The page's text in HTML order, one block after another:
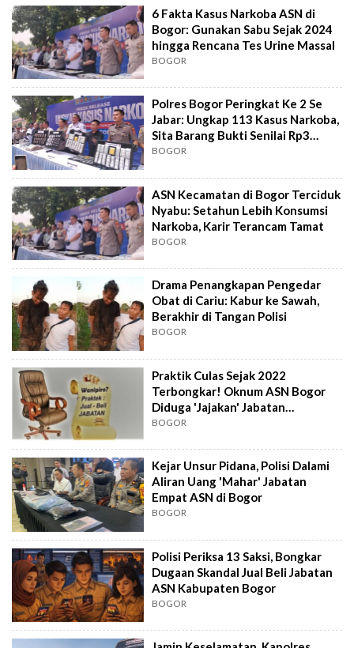
6 Fakta Kasus Narkoba ASN di
Bogor: Gunakan Sabu Sejak 2024
hingga Rencana Tes Urine Massal
BOGOR
Polres Bogor Peringkat Ke 2 Se
Jabar: Ungkap 113 Kasus Narkoba,
Sita Barang Bukti Senilai Rp3
Miliar
BOGOR
ASN Kecamatan di Bogor Terciduk
Nyabu: Setahun Lebih Konsumsi
Narkoba, Karir Terancam Tamat
BOGOR
Drama Penangkapan Pengedar
Obat di Cariu: Kabur ke Sawah,
Berakhir di Tangan Polisi
BOGOR
Praktik Culas Sejak 2022
Terbongkar! Oknum ASN Bogor
Diduga 'Jajakan' Jabatan
Struktural
BOGOR
Kejar Unsur Pidana, Polisi Dalami
Aliran Uang 'Mahar' Jabatan
Empat ASN di Bogor
BOGOR
Polisi Periksa 13 Saksi, Bongkar
Dugaan Skandal Jual Beli Jabatan
ASN Kabupaten Bogor
BOGOR